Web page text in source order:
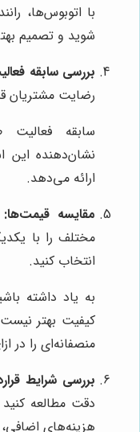
با اتوبوس‌ها،
شوید و تصمیم
بررسی سابقه
رضایت مشتریان
سابقه فعالیت
نشان‌دهنده
ارائه می‌دهد.
مقایسه قیمت‌ها:
مختلف را با
انتخاب کنید.
به یاد داشته
کیفیت بهتر
منصفانه‌ای را در
بررسی شرایط
دقت مطالعه
هزینه‌های